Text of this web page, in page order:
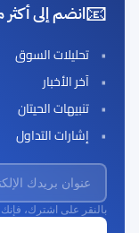
السعر الحالي
📧انضم إلى أكثر من 40,000 قارئ
تحليلات السوق
آخر الأخبار
تنبيهات الحيتان
إشارات التداول
بالنقر على اشترك،